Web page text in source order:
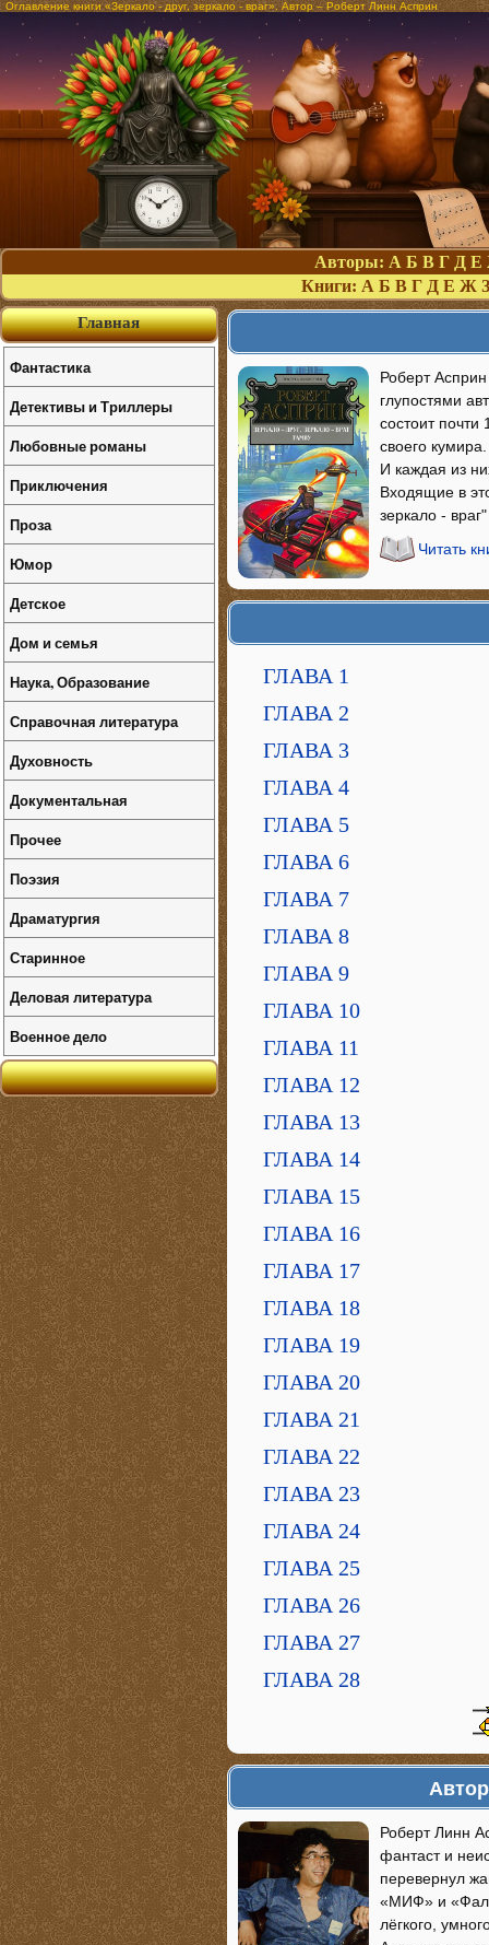
Оглавление книги «Зеркало - друг, зеркало - враг». Автор – Роберт Линн Асприн
Авторы: А Б В Г Д Е
Книги: А Б В Г Д Е Ж З
Роберт
глупостями
состоит
своего
И каждая из
Входящие в
зеркало -
Читать
ГЛАВА 1
ГЛАВА 2
ГЛАВА 3
ГЛАВА 4
ГЛАВА 5
ГЛАВА 6
ГЛАВА 7
ГЛАВА 8
ГЛАВА 9
ГЛАВА 10
ГЛАВА 11
ГЛАВА 12
ГЛАВА 13
ГЛАВА 14
ГЛАВА 15
ГЛАВА 16
ГЛАВА 17
ГЛАВА 18
ГЛАВА 19
ГЛАВА 20
ГЛАВА 21
ГЛАВА 22
ГЛАВА 23
ГЛАВА 24
ГЛАВА 25
ГЛАВА 26
ГЛАВА 27
ГЛАВА 28
Роберт Линн
фантаст и
перевернул
«МИФ» и
лёгкого,
Главная
Фантастика
Детективы и Триллеры
Любовные романы
Приключения
Проза
Юмор
Детское
Дом и семья
Наука, Образование
Справочная литература
Духовность
Документальная
Прочее
Поэзия
Драматургия
Старинное
Деловая литература
Военное дело